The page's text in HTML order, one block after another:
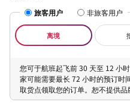
旅客用户 非旅客用户
离境
您可于航班起飞前 30 天至 12 小
家可能需要最长 72 小时的预订时
取货点领取您的订单。恕不提供品